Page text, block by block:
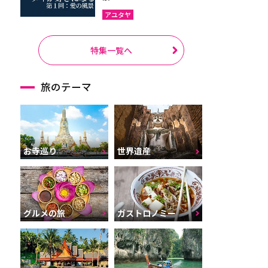
アユタヤ
特集一覧へ
旅のテーマ
お寺巡り 世界遺産
グルメの旅 ガストロノミー